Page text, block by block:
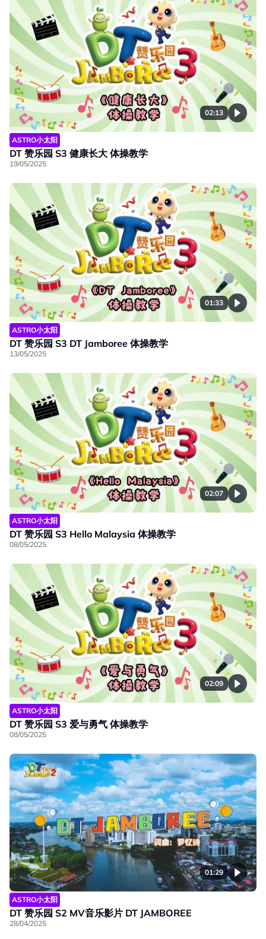
02:13
ASTRO小太阳
DT 赞乐园 S3 健康长大 体操教学
19/05/2025
01:33
ASTRO小太阳
DT 赞乐园 S3 DT Jamboree 体操教学
13/05/2025
02:07
ASTRO小太阳
DT 赞乐园 S3 Hello Malaysia 体操教学
08/05/2025
02:09
ASTRO小太阳
DT 赞乐园 S3 爱与勇气 体操教学
08/05/2025
01:29
ASTRO小太阳
DT 赞乐园 S2 MV音乐影片 DT JAMBOREE
28/04/2025